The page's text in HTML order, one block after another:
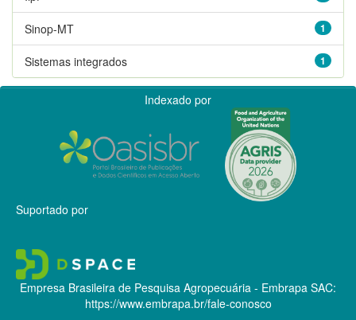
1
Sinop-MT
1
Sistemas integrados
Indexado por
Suportado por
Empresa Brasileira de Pesquisa Agropecuária - Embrapa SAC:
https://www.embrapa.br/fale-conosco